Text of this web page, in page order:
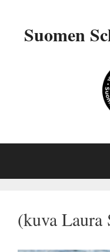
Suomen
(kuva Laura